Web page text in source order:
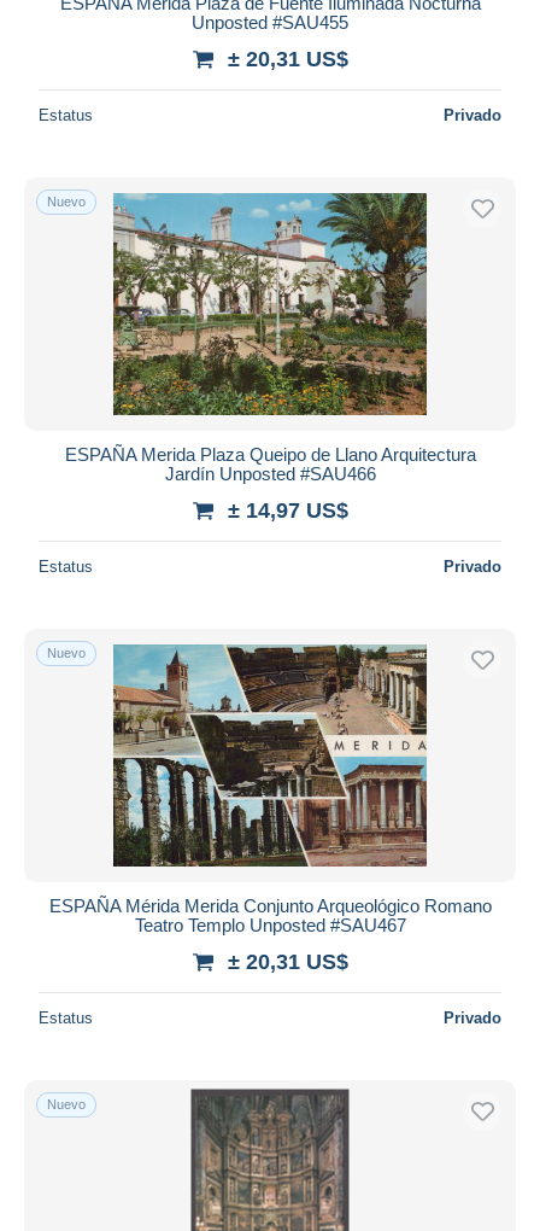
Unposted #SAU455
± 20,31 US$
Estatus Privado
Nuevo
ESPAÑA Merida Plaza Queipo de Llano Arquitectura
Jardín Unposted #SAU466
± 14,97 US$
Estatus Privado
Nuevo
ESPAÑA Mérida Merida Conjunto Arqueológico Romano
Teatro Templo Unposted #SAU467
± 20,31 US$
Estatus Privado
Nuevo